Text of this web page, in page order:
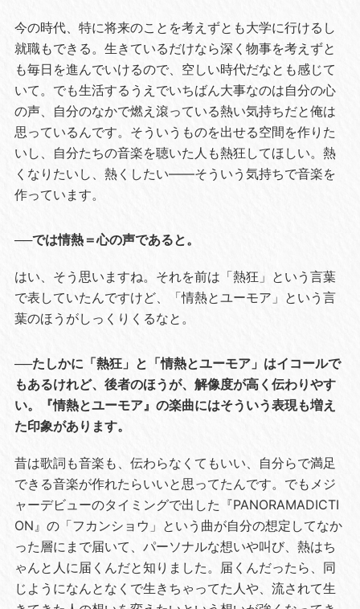
今の時代、特に将来のことを考えずとも大学に行けるし
就職もできる。生きているだけなら深く物事を考えずと
も毎日を進んでいけるので、空しい時代だなとも感じて
いて。でも生活するうえでいちばん大事なのは自分の心
の声、自分のなかで燃え滾っている熱い気持ちだと俺は
思っているんです。そういうものを出せる空間を作りた
いし、自分たちの音楽を聴いた人も熱狂してほしい。熱
くなりたいし、熱くしたい――そういう気持ちで音楽を
作っています。
──では情熱＝心の声であると。
はい、そう思いますね。それを前は「熱狂」という言葉
で表していたんですけど、「情熱とユーモア」という言
葉のほうがしっくりくるなと。
──たしかに「熱狂」と「情熱とユーモア」はイコールで
もあるけれど、後者のほうが、解像度が高く伝わりやす
い。『情熱とユーモア』の楽曲にはそういう表現も増え
た印象があります。
昔は歌詞も音楽も、伝わらなくてもいい、自分らで満足
できる音楽が作れたらいいと思ってたんです。でもメジ
ャーデビューのタイミングで出した『PANORAMADICTI
ON』の「フカンショウ」という曲が自分の想定してなか
った層にまで届いて、パーソナルな想いや叫び、熱はち
ゃんと人に届くんだと知りました。届くんだったら、同
じようになんとなくで生きちゃってた人や、流されて生